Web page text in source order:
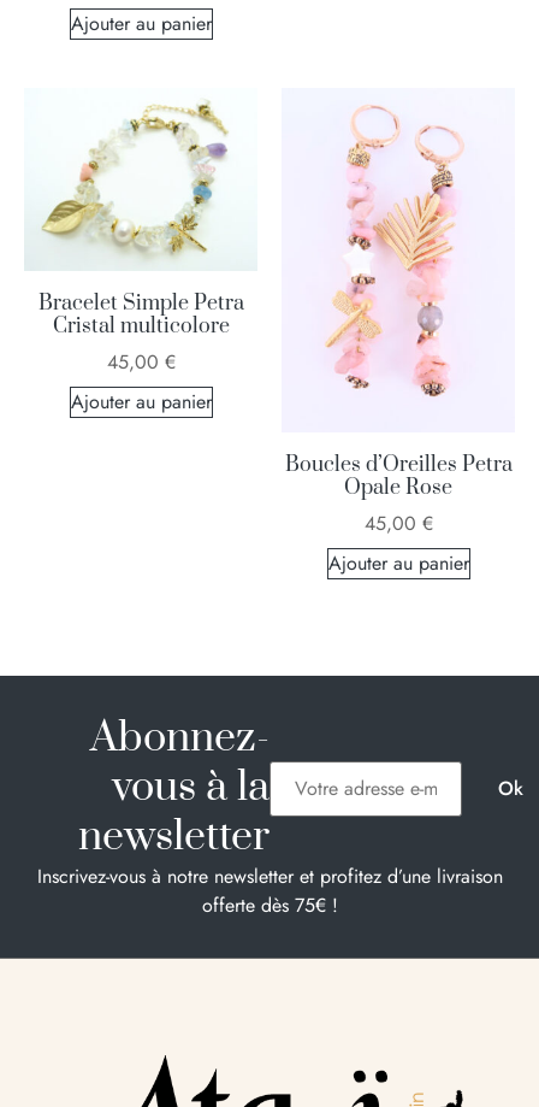
Ajouter au panier
Bracelet Simple Petra
Cristal multicolore
45,00 €
Ajouter au panier
Boucles d’Oreilles Petra
Opale Rose
45,00 €
Ajouter au panier
Abonnez-
vous à la
newsletter
Inscrivez-vous à notre newsletter et profitez d’une livraison
offerte dès 75€ !